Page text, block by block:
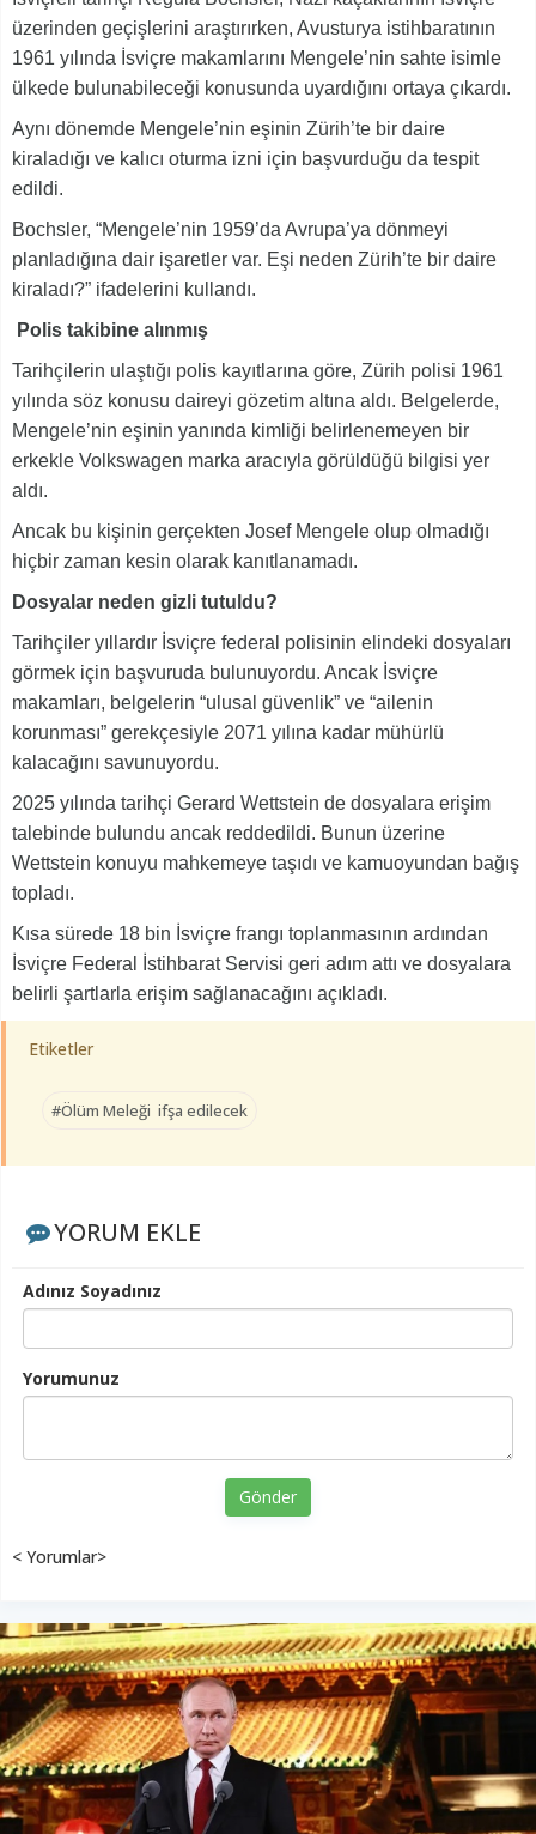
üzerinden geçişlerini araştırırken, Avusturya istihbaratının
1961 yılında İsviçre makamlarını Mengele’nin sahte isimle
ülkede bulunabileceği konusunda uyardığını ortaya çıkardı.
Aynı dönemde Mengele’nin eşinin Zürih’te bir daire
kiraladığı ve kalıcı oturma izni için başvurduğu da tespit
edildi.
Bochsler, “Mengele’nin 1959’da Avrupa’ya dönmeyi
planladığına dair işaretler var. Eşi neden Zürih’te bir daire
kiraladı?” ifadelerini kullandı.
Polis takibine alınmış
Tarihçilerin ulaştığı polis kayıtlarına göre, Zürih polisi 1961
yılında söz konusu daireyi gözetim altına aldı. Belgelerde,
Mengele’nin eşinin yanında kimliği belirlenemeyen bir
erkekle Volkswagen marka aracıyla görüldüğü bilgisi yer
aldı.
Ancak bu kişinin gerçekten Josef Mengele olup olmadığı
hiçbir zaman kesin olarak kanıtlanamadı.
Dosyalar neden gizli tutuldu?
Tarihçiler yıllardır İsviçre federal polisinin elindeki dosyaları
görmek için başvuruda bulunuyordu. Ancak İsviçre
makamları, belgelerin “ulusal güvenlik” ve “ailenin
korunması” gerekçesiyle 2071 yılına kadar mühürlü
kalacağını savunuyordu.
2025 yılında tarihçi Gerard Wettstein de dosyalara erişim
talebinde bulundu ancak reddedildi. Bunun üzerine
Wettstein konuyu mahkemeye taşıdı ve kamuoyundan bağış
topladı.
Kısa sürede 18 bin İsviçre frangı toplanmasının ardından
İsviçre Federal İstihbarat Servisi geri adım attı ve dosyalara
belirli şartlarla erişim sağlanacağını açıkladı.
Etiketler
#Ölüm Meleği ifşa edilecek
YORUM EKLE
Adınız Soyadınız
Yorumunuz
Gönder
< Yorumlar>